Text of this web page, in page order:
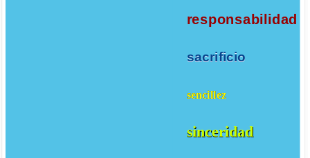
responsabilidad
sacrificio
sencillez
sinceridad